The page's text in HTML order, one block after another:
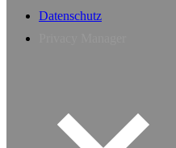
Datenschutz